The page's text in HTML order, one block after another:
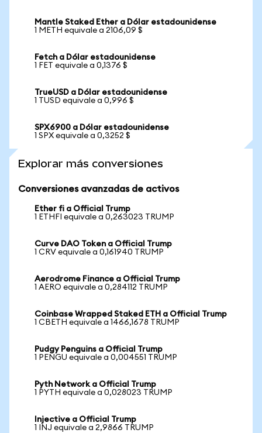
Mantle Staked Ether a Dólar estadounidense
1 METH equivale a 2106,09 $
Fetch a Dólar estadounidense
1 FET equivale a 0,1376 $
TrueUSD a Dólar estadounidense
1 TUSD equivale a 0,996 $
SPX6900 a Dólar estadounidense
1 SPX equivale a 0,3252 $
Explorar más conversiones
Conversiones avanzadas de activos
Ether fi a Official Trump
1 ETHFI equivale a 0,263023 TRUMP
Curve DAO Token a Official Trump
1 CRV equivale a 0,161940 TRUMP
Aerodrome Finance a Official Trump
1 AERO equivale a 0,284112 TRUMP
Coinbase Wrapped Staked ETH a Official Trump
1 CBETH equivale a 1466,1678 TRUMP
Pudgy Penguins a Official Trump
1 PENGU equivale a 0,004551 TRUMP
Pyth Network a Official Trump
1 PYTH equivale a 0,028023 TRUMP
Injective a Official Trump
1 INJ equivale a 2,9866 TRUMP